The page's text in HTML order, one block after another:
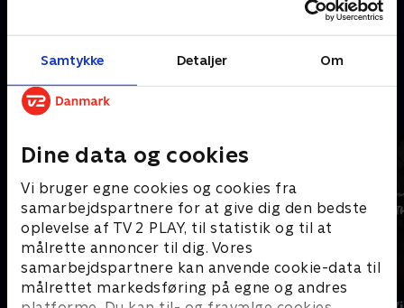
Samtykke Detaljer Om
Dine data og cookies
Vi bruger egne cookies og cookies fra
samarbejdspartnere for at give dig den bedste
oplevelse af TV 2 PLAY, til statistik og til at
målrette annoncer til dig. Vores
samarbejdspartnere kan anvende cookie-data til
målrettet markedsføring på egne og andres
Mere indhold fra Disney+